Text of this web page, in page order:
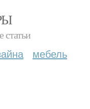
статьи
мебель